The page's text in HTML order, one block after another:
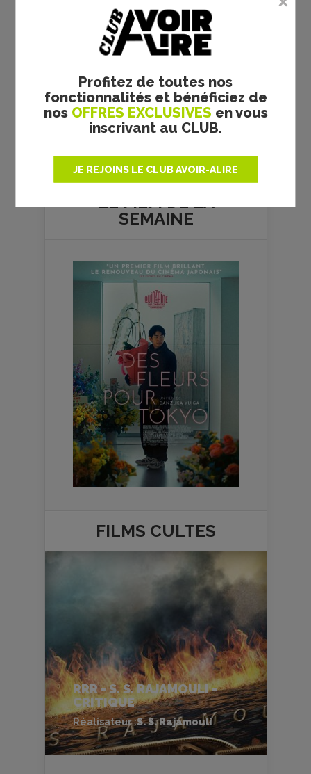
Profitez de toutes nos
fonctionnalités et bénéficiez de
nos OFFRES EXCLUSIVES en vous
inscrivant au CLUB.
JE REJOINS LE CLUB AVOIR-ALIRE
Plus de films
LE FILM DELA
SEMAINE
FILMS CULTES
RRR - S. S. RAJAMOULI -
CRITIQUE
Réalisateur :S. S. Rajamouli